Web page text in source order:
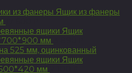
Ящик из фанеры
Ящик
мм
525 мм, оцинкованный
Ящик
мм